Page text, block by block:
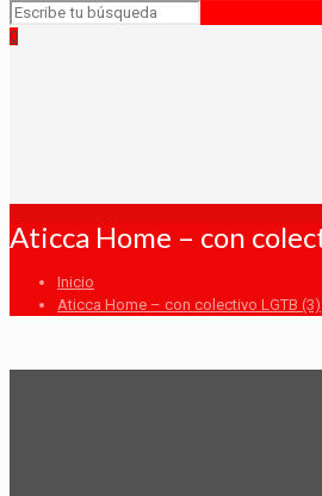
0
Aticca Home – con
Inicio
Aticca Home – con colectivo LGTB (3)